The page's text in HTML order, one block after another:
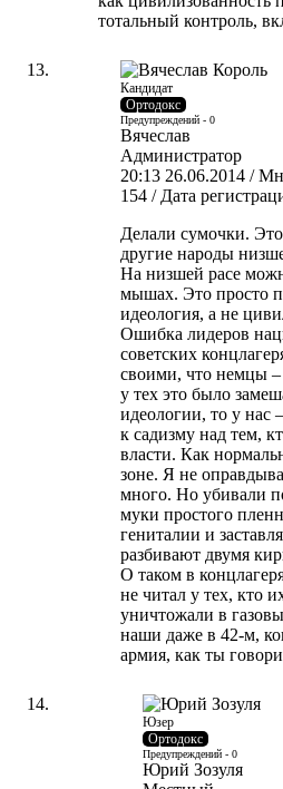
тотальный контроль,
Кандидат
Ортодокс
Предупреждений - 0
Вячеслав
Администратор
20:13 26.06.2014 /
154 / Дата
Делали сумочки.
другие народы
На низшей расе
мышах. Это просто
идеология, а не
Ошибка лидеров
советских
своими, что немцы
у тех это было
идеологии, то у нас
к садизму над тем,
власти. Как
зоне. Я не
много. Но убивали
муки простого
гениталии и
разбивают двумя
О таком в
не читал у тех, кто
уничтожали в
наши даже в 42-м,
армия, как ты
Юзер
Ортодокс
Предупреждений - 0
Юрий Зозуля